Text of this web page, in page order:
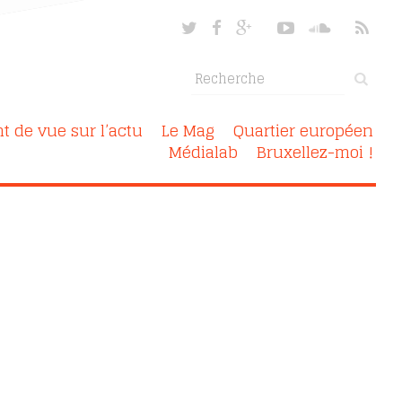
de vue sur l’actu Le Mag Quartier européen
Médialab Bruxellez-moi !